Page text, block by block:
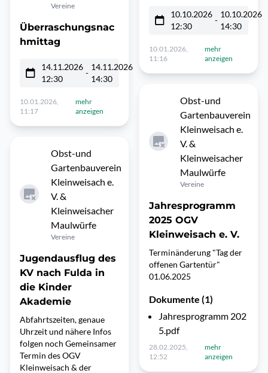
Vereine
Überraschungsnac
hmittag
14.11.2026
12:30
-
14.11.2026
14:30
10.01.2026,
11:17
mehr
anzeigen
Obst-und
Gartenbauverein
Kleinweisach e.
V. &
Kleinweisacher
Maulwürfe
Vereine
Jugendausflug des
KV nach Fulda in
die Kinder
Akademie
Abfahrtszeiten, genaue
Uhrzeit und nähere Infos
folgen noch Gemeinsamer
Termin des OGV
Kleinweisach & der
10.10.2026
12:30
-
10.10.2026
14:30
10.01.2026,
11:16
mehr
anzeigen
Obst-und
Gartenbauverein
Kleinweisach e.
V. &
Kleinweisacher
Maulwürfe
Vereine
Jahresprogramm
2025 OGV
Kleinweisach e. V.
Terminänderung "Tag der
offenen Gartentür"
01.06.2025
Dokumente (1)
Jahresprogramm 202
5.pdf
28.02.2025,
12:52
mehr
anzeigen